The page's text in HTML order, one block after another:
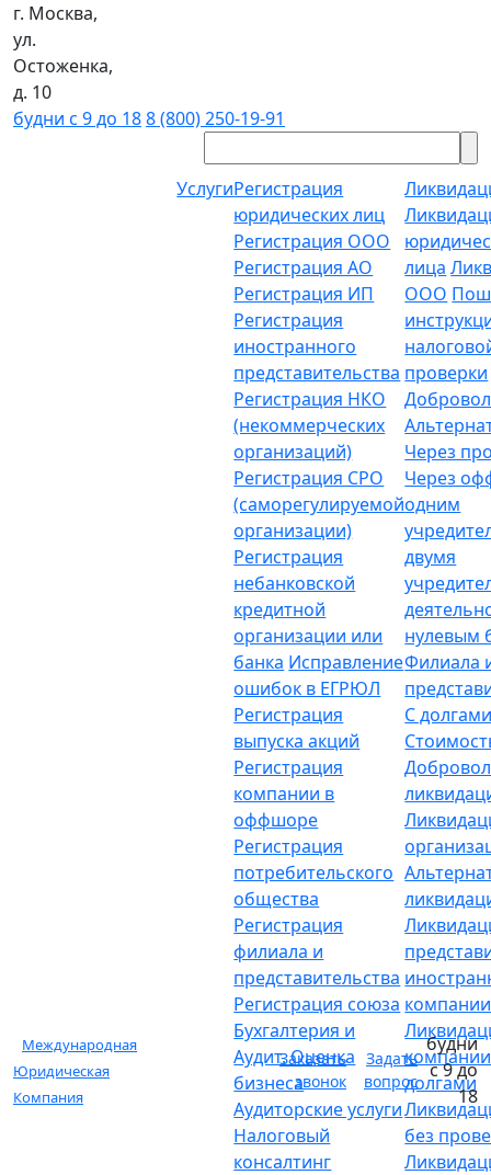
г. Москва,
ул.
Остоженка,
д. 10
будни с 9 до 188 (800) 250-19-91
Международная
Юридическая
Компания
УслугиРегистрация
юридических лиц
Регистрация ООО
Регистрация АО
Регистрация ИП
Регистрация
иностранного
представительства
Регистрация НКО
(некоммерческих
организаций)
Регистрация СРО
(саморегулируемой
организации)
Регистрация
небанковской
кредитной
организации или
банка Исправление
ошибок в ЕГРЮЛ
Регистрация
выпуска акций
Регистрация
компании в
оффшоре
Регистрация
потребительского
общества
Регистрация
филиала и
представительства
Регистрация союза
Бухгалтерия и
Аудит. Оценка
бизнеса
Аудиторские услуги
Налоговый
консалтинг
лица
ООО
проверки
Через
Через
одним
двумя
нулевым
Филиала
С
компании
долгами
без
Заказать
звонок
Задать
вопрос
будни
с 9 до
18